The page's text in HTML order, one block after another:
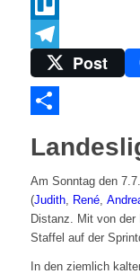
Twitter
Trello
TelegramPost
Am Sonntag den
(Judith, René,
Distanz. Mit von der
Staffel auf der
In den ziemlich